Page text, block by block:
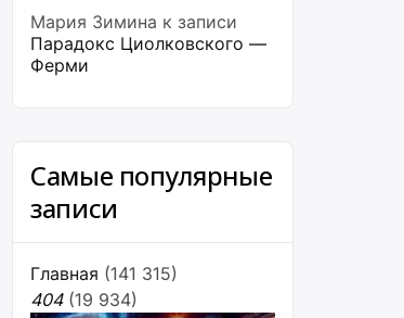
Мария Зимина к записи
Парадокс Циолковского —
Ферми
Самые популярные
записи
Главная (141 315)
404 (19 934)